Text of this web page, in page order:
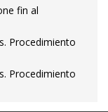
fin al
Procedimiento
Procedimiento